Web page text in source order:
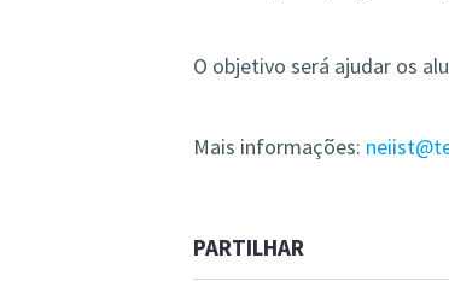
O objetivo será ajudar os
Mais informações:
PARTILHAR